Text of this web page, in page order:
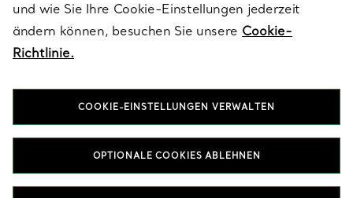
FOLGEN SIE UNS
T&Co. 2026
und wie Sie Ihre Cookie-Einstellungen jederzeit
ändern können, besuchen Sie unsere Cookie-
Richtlinie.
COOKIE-EINSTELLUNGEN VERWALTEN
OPTIONALE COOKIES ABLEHNEN